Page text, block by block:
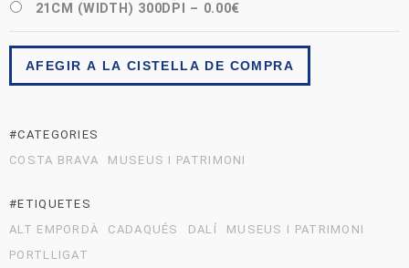
21CM (WIDTH) 300DPI – 0.00€
AFEGIR A LA CISTELLA DE COMPRA
#CATEGORIES
COSTA BRAVA
MUSEUS I PATRIMONI
#ETIQUETES
ALT EMPORDÀ
CADAQUÉS DALÍ
MUSEUS I PATRIMONI
PORTLLIGAT